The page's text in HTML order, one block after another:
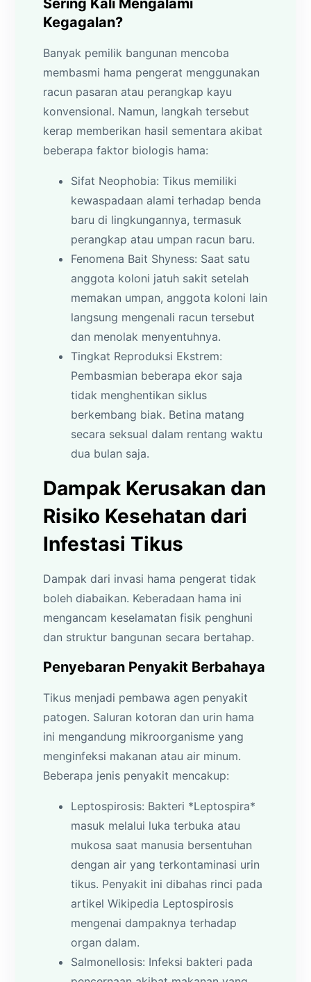
Sering Kali Mengalami
Kegagalan?
Banyak pemilik bangunan mencoba
membasmi hama pengerat menggunakan
racun pasaran atau perangkap kayu
konvensional. Namun, langkah tersebut
kerap memberikan hasil sementara akibat
beberapa faktor biologis hama:
Sifat Neophobia: Tikus memiliki
kewaspadaan alami terhadap benda
baru di lingkungannya, termasuk
perangkap atau umpan racun baru.
Fenomena Bait Shyness: Saat satu
anggota koloni jatuh sakit setelah
memakan umpan, anggota koloni lain
langsung mengenali racun tersebut
dan menolak menyentuhnya.
Tingkat Reproduksi Ekstrem:
Pembasmian beberapa ekor saja
tidak menghentikan siklus
berkembang biak. Betina matang
secara seksual dalam rentang waktu
dua bulan saja.
Dampak Kerusakan dan
Risiko Kesehatan dari
Infestasi Tikus
Dampak dari invasi hama pengerat tidak
boleh diabaikan. Keberadaan hama ini
mengancam keselamatan fisik penghuni
dan struktur bangunan secara bertahap.
Penyebaran Penyakit Berbahaya
Tikus menjadi pembawa agen penyakit
patogen. Saluran kotoran dan urin hama
ini mengandung mikroorganisme yang
menginfeksi makanan atau air minum.
Beberapa jenis penyakit mencakup:
Leptospirosis: Bakteri *Leptospira*
masuk melalui luka terbuka atau
mukosa saat manusia bersentuhan
dengan air yang terkontaminasi urin
tikus. Penyakit ini dibahas rinci pada
artikel Wikipedia Leptospirosis
mengenai dampaknya terhadap
organ dalam.
Salmonellosis: Infeksi bakteri pada